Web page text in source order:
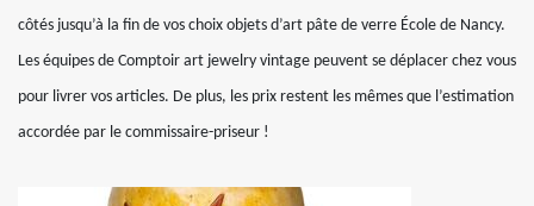
côtés jusqu’à la fin de vos choix objets d’art pâte de verre École de Nancy.
Les équipes de Comptoir art jewelry vintage peuvent se déplacer chez vous
pour livrer vos articles. De plus, les prix restent les mêmes que l’estimation
accordée par le commissaire-priseur !